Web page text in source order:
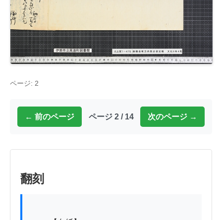
ページ: 2
← 前のページ ページ 2 / 14 次のページ →
翻刻